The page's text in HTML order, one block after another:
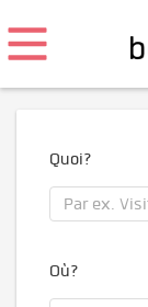
Quoi?
Où?